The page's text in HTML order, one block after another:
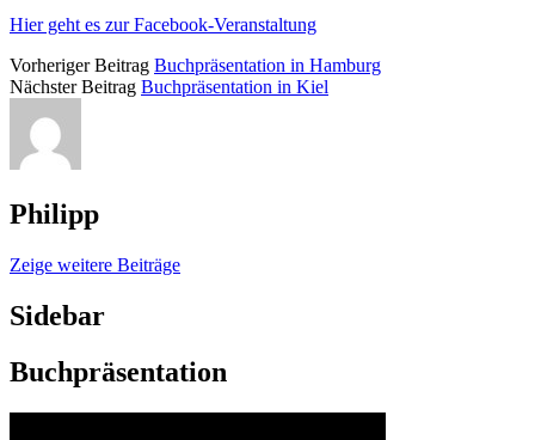
Hier geht es zur Facebook-Veranstaltung
Vorheriger Beitrag Buchpräsentation in Hamburg
Nächster Beitrag Buchpräsentation in Kiel
Philipp
Zeige weitere Beiträge
Sidebar
Buchpräsentation